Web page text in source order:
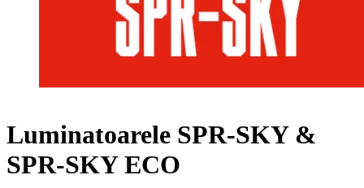
Luminatoarele SPR-SKY &
SPR-SKY ECO